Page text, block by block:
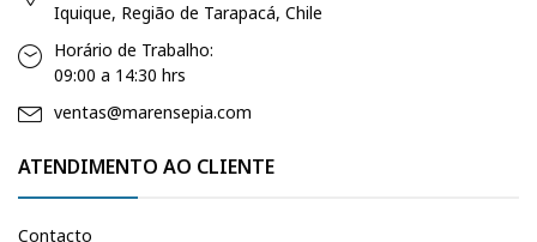
Iquique, Região de Tarapacá, Chile
Horário de Trabalho:
09:00 a 14:30 hrs
ventas@marensepia.com
ATENDIMENTO AO CLIENTE
Contacto